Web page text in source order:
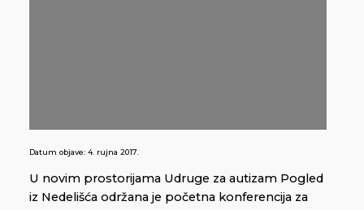
Datum objave: 4. rujna 2017.
U novim prostorijama Udruge za autizam Pogled
iz Nedelišća održana je početna konferencija za